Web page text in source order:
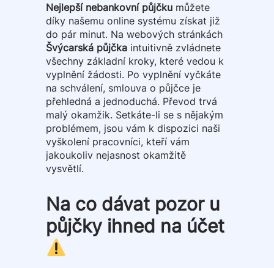
Nejlepší nebankovní půjčku můžete
díky našemu online systému získat již
do pár minut. Na webových stránkách
Švýcarská půjčka intuitivně zvládnete
všechny základní kroky, které vedou k
vyplnění žádosti. Po vyplnění vyčkáte
na schválení, smlouva o půjčce je
přehledná a jednoduchá. Převod trvá
malý okamžik. Setkáte-li se s nějakým
problémem, jsou vám k dispozici naši
vyškolení pracovníci, kteří vám
jakoukoliv nejasnost okamžitě
vysvětlí.
Na co dávat pozor u
půjčky ihned na účet